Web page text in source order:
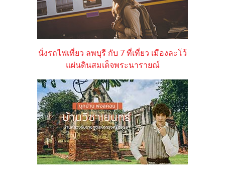
นั่งรถไฟเที่ยว ลพบุรี กับ 7 ที่เที่ยว เมืองละโว้
แผ่นดินสมเด็จพระนารายณ์